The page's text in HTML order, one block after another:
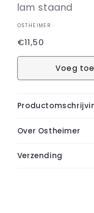
modaal
lam staand
OSTHEIMER
Normale
prijs
€11,50
Voeg
Over Ostheimer
Verzending